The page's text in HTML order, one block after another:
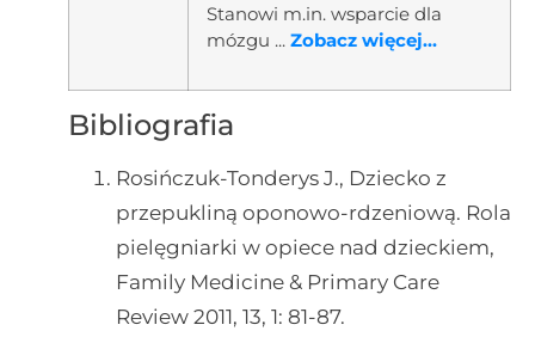
Stanowi m.in. wsparcie dla
mózgu ... Zobacz więcej...
Bibliografia
Rosińczuk-Tonderys J., Dziecko z
przepukliną oponowo-rdzeniową. Rola
pielęgniarki w opiece nad dzieckiem,
Family Medicine & Primary Care
Review 2011, 13, 1: 81-87.